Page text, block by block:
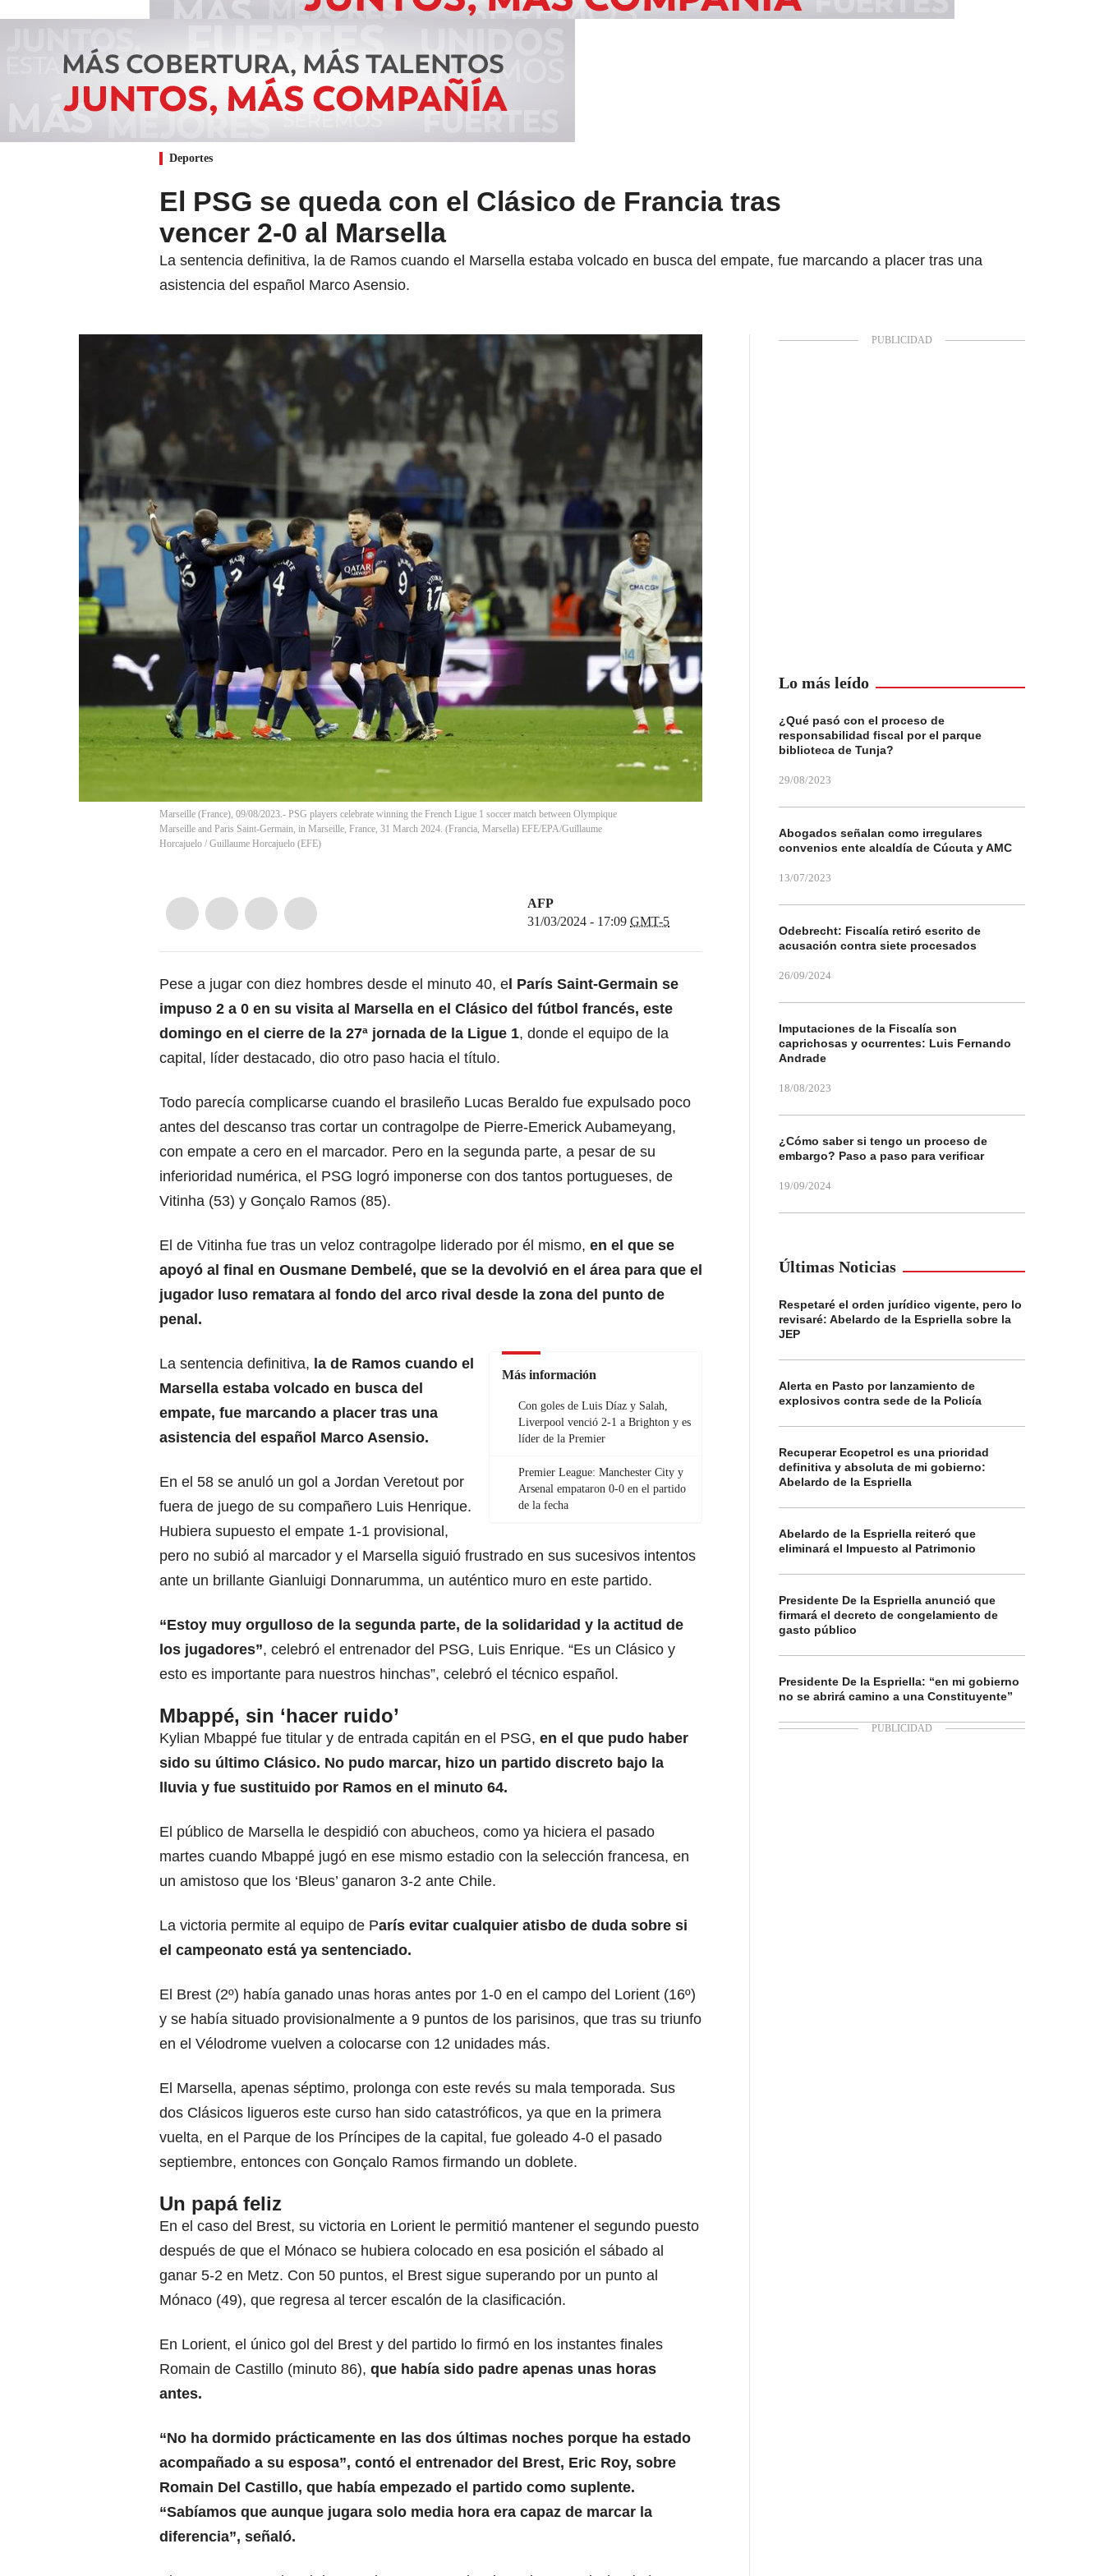
Deportes
El PSG se queda con el Clásico de Francia tras
vencer 2-0 al Marsella
La sentencia definitiva, la de Ramos cuando el Marsella estaba volcado en busca del empate, fue marcando a placer tras una
asistencia del español Marco Asensio.
Marseille (France), 09/08/2023.- PSG players celebrate winning the French Ligue 1 soccer match between Olympique
Marseille and Paris Saint-Germain, in Marseille, France, 31 March 2024. (Francia, Marsella) EFE/EPA/Guillaume
Horcajuelo / Guillaume Horcajuelo (EFE)
AFP
31/03/2024 - 17:09 GMT-5
Pese a jugar con diez hombres desde el minuto 40, e l París Saint-Germain se
impuso 2 a 0 en su visita al Marsella en el Clásico del fútbol francés, este
domingo en el cierre de la 27ª jornada de la Ligue 1, donde el equipo de la
capital, líder destacado, dio otro paso hacia el título.
Todo parecía complicarse cuando el brasileño Lucas Beraldo fue expulsado poco
antes del descanso tras cortar un contragolpe de Pierre-Emerick Aubameyang,
con empate a cero en el marcador. Pero en la segunda parte, a pesar de su
inferioridad numérica, el PSG logró imponerse con dos tantos portugueses, de
Vitinha (53) y Gonçalo Ramos (85).
El de Vitinha fue tras un veloz contragolpe liderado por él mismo, en el que se
apoyó al final en Ousmane Dembelé, que se la devolvió en el área para que el
jugador luso rematara al fondo del arco rival desde la zona del punto de
penal.
Más información
Con goles de Luis Díaz y Salah,
Liverpool venció 2-1 a Brighton y es
líder de la Premier
Premier League: Manchester City y
Arsenal empataron 0-0 en el partido
de la fecha
La sentencia definitiva, la de Ramos cuando el
Marsella estaba volcado en busca del
empate, fue marcando a placer tras una
asistencia del español Marco Asensio.
En el 58 se anuló un gol a Jordan Veretout por
fuera de juego de su compañero Luis Henrique.
Hubiera supuesto el empate 1-1 provisional,
pero no subió al marcador y el Marsella siguió frustrado en sus sucesivos intentos
ante un brillante Gianluigi Donnarumma, un auténtico muro en este partido.
“Estoy muy orgulloso de la segunda parte, de la solidaridad y la actitud de
los jugadores”, celebró el entrenador del PSG, Luis Enrique. “Es un Clásico y
esto es importante para nuestros hinchas”, celebró el técnico español.
Mbappé, sin ‘hacer ruido’
Kylian Mbappé fue titular y de entrada capitán en el PSG, en el que pudo haber
sido su último Clásico. No pudo marcar, hizo un partido discreto bajo la
lluvia y fue sustituido por Ramos en el minuto 64.
El público de Marsella le despidió con abucheos, como ya hiciera el pasado
martes cuando Mbappé jugó en ese mismo estadio con la selección francesa, en
un amistoso que los ‘Bleus’ ganaron 3-2 ante Chile.
La victoria permite al equipo de París evitar cualquier atisbo de duda sobre si
el campeonato está ya sentenciado.
El Brest (2º) había ganado unas horas antes por 1-0 en el campo del Lorient (16º)
y se había situado provisionalmente a 9 puntos de los parisinos, que tras su triunfo
en el Vélodrome vuelven a colocarse con 12 unidades más.
El Marsella, apenas séptimo, prolonga con este revés su mala temporada. Sus
dos Clásicos ligueros este curso han sido catastróficos, ya que en la primera
vuelta, en el Parque de los Príncipes de la capital, fue goleado 4-0 el pasado
septiembre, entonces con Gonçalo Ramos firmando un doblete.
Un papá feliz
En el caso del Brest, su victoria en Lorient le permitió mantener el segundo puesto
después de que el Mónaco se hubiera colocado en esa posición el sábado al
ganar 5-2 en Metz. Con 50 puntos, el Brest sigue superando por un punto al
Mónaco (49), que regresa al tercer escalón de la clasificación.
En Lorient, el único gol del Brest y del partido lo firmó en los instantes finales
Romain de Castillo (minuto 86), que había sido padre apenas unas horas
antes.
“No ha dormido prácticamente en las dos últimas noches porque ha estado
acompañado a su esposa”, contó el entrenador del Brest, Eric Roy, sobre
Romain Del Castillo, que había empezado el partido como suplente.
“Sabíamos que aunque jugara solo media hora era capaz de marcar la
diferencia”, señaló.
Lo más leído
¿Qué pasó con el proceso de
responsabilidad fiscal por el parque
biblioteca de Tunja?
29/08/2023
Abogados señalan como irregulares
convenios ente alcaldía de Cúcuta y AMC
13/07/2023
Odebrecht: Fiscalía retiró escrito de
acusación contra siete procesados
26/09/2024
Imputaciones de la Fiscalía son
caprichosas y ocurrentes: Luis Fernando
Andrade
18/08/2023
¿Cómo saber si tengo un proceso de
embargo? Paso a paso para verificar
19/09/2024
Últimas Noticias
Respetaré el orden jurídico vigente, pero lo
revisaré: Abelardo de la Espriella sobre la
JEP
Alerta en Pasto por lanzamiento de
explosivos contra sede de la Policía
Recuperar Ecopetrol es una prioridad
definitiva y absoluta de mi gobierno:
Abelardo de la Espriella
Abelardo de la Espriella reiteró que
eliminará el Impuesto al Patrimonio
Presidente De la Espriella anunció que
firmará el decreto de congelamiento de
gasto público
Presidente De la Espriella: “en mi gobierno
no se abrirá camino a una Constituyente”